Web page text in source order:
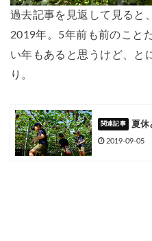
過去記事を見返して見ると
2019年。5年前も前のこと
い年もあると思うけど、と
り。
夏休
2019-09-05